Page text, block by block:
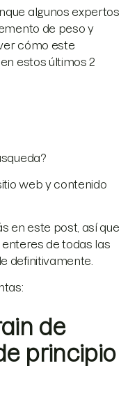
algunos expertos
de peso y
cómo este
estos últimos 2
web y contenido
en este post, así que
de todas las
definitivamente.
de
principio